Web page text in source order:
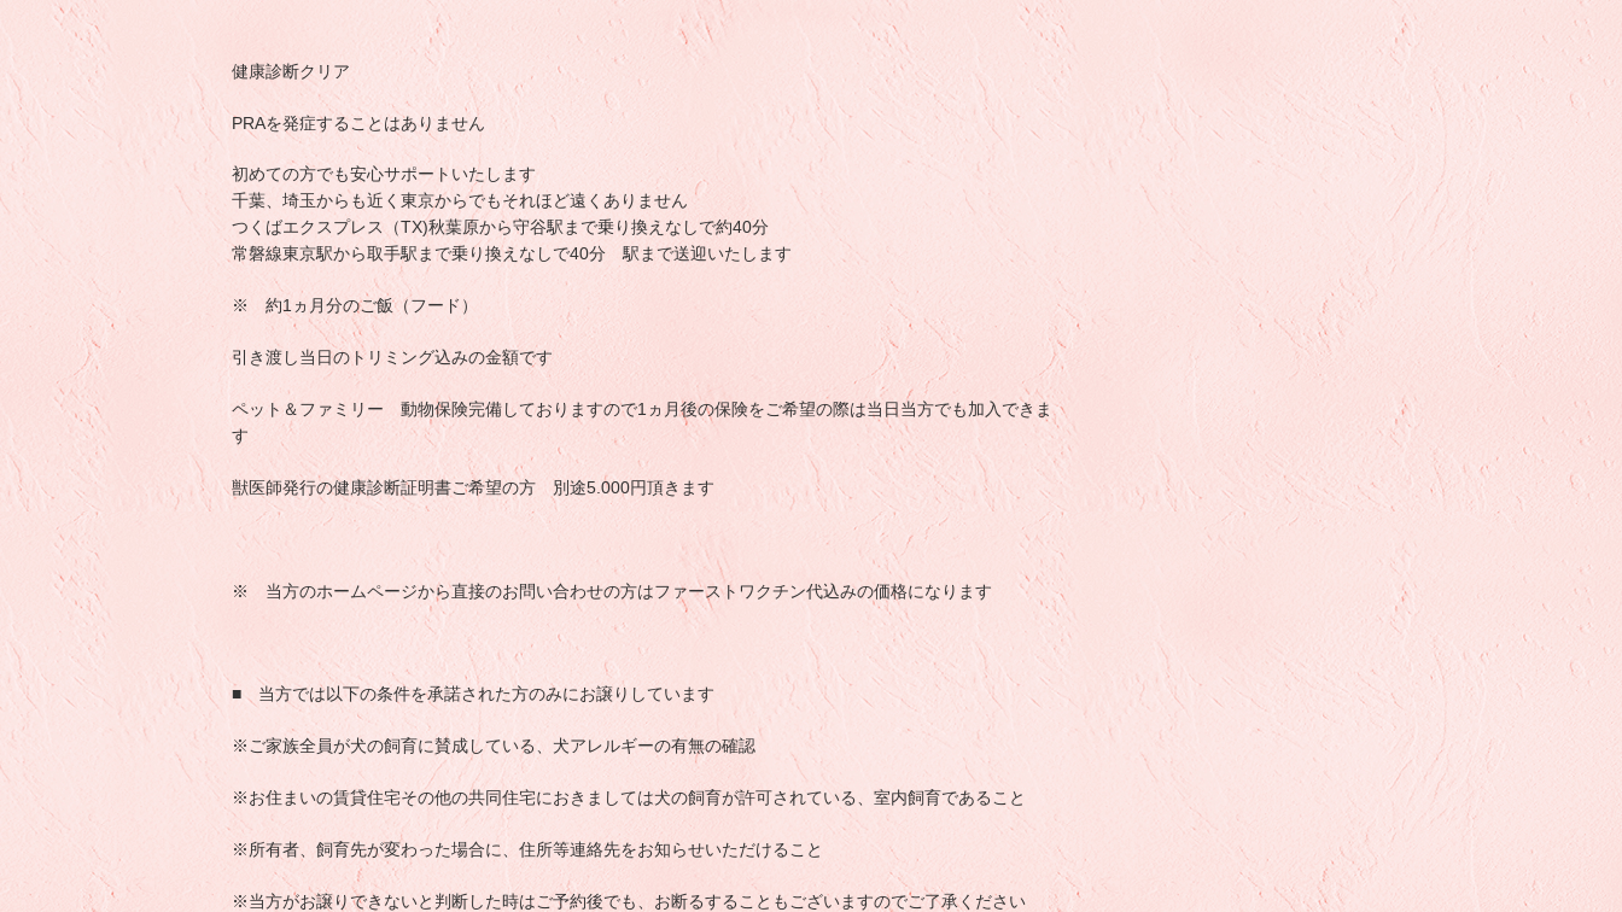
健康診断クリア
PRAを発症することはありません
初めての方でも安心サポートいたします
千葉、埼玉からも近く東京からでもそれほど遠くありません
つくばエクスプレス（TX)秋葉原から守谷駅まで乗り換えなしで約40分
常磐線東京駅から取手駅まで乗り換えなしで40分 駅まで送迎いたします
※ 約1ヵ月分のご飯（フード）
引き渡し当日のトリミング込みの金額です
ペット＆ファミリー 動物保険完備しておりますので1ヵ月後の保険をご希望の際は当日当方でも加入できま
す
獣医師発行の健康診断証明書ご希望の方 別途5.000円頂きます
※ 当方のホームページから直接のお問い合わせの方はファーストワクチン代込みの価格になります
■ 当方では以下の条件を承諾された方のみにお譲りしています
※ご家族全員が犬の飼育に賛成している、犬アレルギーの有無の確認
※お住まいの賃貸住宅その他の共同住宅におきましては犬の飼育が許可されている、室内飼育であること
※所有者、飼育先が変わった場合に、住所等連絡先をお知らせいただけること
※当方がお譲りできないと判断した時はご予約後でも、お断るすることもございますのでご了承ください